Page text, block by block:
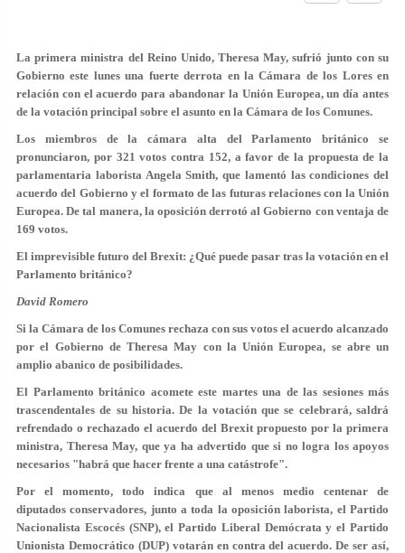
La primera ministra del Reino Unido, Theresa May, sufrió junto con su
Gobierno este lunes una fuerte derrota en la Cámara de los Lores en
relación con el acuerdo para abandonar la Unión Europea, un día antes
de la votación principal sobre el asunto en la Cámara de los Comunes.
Los miembros de la cámara alta del Parlamento británico se
pronunciaron, por 321 votos contra 152, a favor de la propuesta de la
parlamentaria laborista Angela Smith, que lamentó las condiciones del
acuerdo del Gobierno y el formato de las futuras relaciones con la Unión
Europea. De tal manera, la oposición derrotó al Gobierno con ventaja de
169 votos.
El imprevisible futuro del Brexit: ¿Qué puede pasar tras la votación en el
Parlamento británico?
David Romero
Si la Cámara de los Comunes rechaza con sus votos el acuerdo alcanzado
por el Gobierno de Theresa May con la Unión Europea, se abre un
amplio abanico de posibilidades.
El Parlamento británico acomete este martes una de las sesiones más
trascendentales de su historia. De la votación que se celebrará, saldrá
refrendado o rechazado el acuerdo del Brexit propuesto por la primera
ministra, Theresa May, que ya ha advertido que si no logra los apoyos
necesarios "habrá que hacer frente a una catástrofe".
Por el momento, todo indica que
al menos medio centenar de
diputados conservadores, junto a toda la oposición laborista, el Partido
Nacionalista Escocés (SNP), el Partido Liberal Demócrata y el Partido
Unionista Democrático (DUP) votarán en contra del acuerdo. De ser así,